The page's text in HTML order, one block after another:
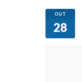
OUT
28